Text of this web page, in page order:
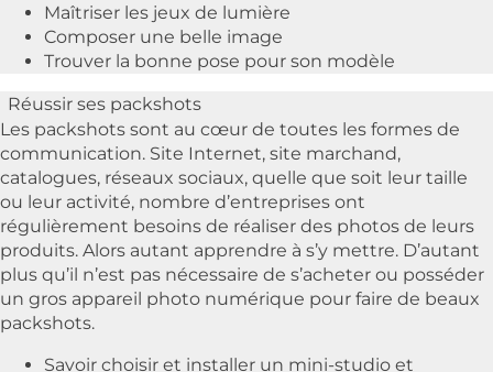
Maîtriser les jeux de lumière
Composer une belle image
Trouver la bonne pose pour son modèle
Réussir ses packshots
Les packshots sont au cœur de toutes les formes de
communication. Site Internet, site marchand,
catalogues, réseaux sociaux, quelle que soit leur taille
ou leur activité, nombre d’entreprises ont
régulièrement besoins de réaliser des photos de leurs
produits. Alors autant apprendre à s’y mettre. D’autant
plus qu’il n’est pas nécessaire de s’acheter ou posséder
un gros appareil photo numérique pour faire de beaux
packshots.
Savoir choisir et installer un mini-studio et